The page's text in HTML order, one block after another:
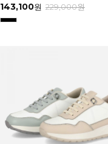
143,100원 229,000원